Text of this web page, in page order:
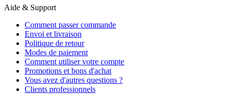
Aide & Support
Comment passer commande
Envoi et livraison
Politique de retour
Modes de paiement
Comment utiliser votre compte
Promotions et bons d'achat
Vous avez d'autres questions ?
Clients professionnels